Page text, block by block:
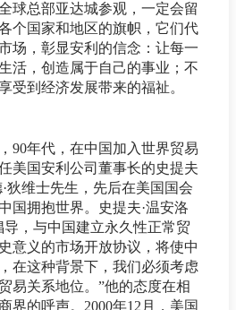
球总部亚达城参观，一定会留
个国家和地区的旗帜，它们代
场，彰显安利的信念：让每一
活，创造属于自己的事业；不
受到经济发展带来的福祉。
90年代，在中国加入世界贸易
美国安利公司董事长的史提夫
狄维士先生，先后在美国国会
国拥抱世界。史提夫·温安洛
导，与中国建立永久性正常贸
意义的市场开放协议，将使中
在这种背景下，我们必须考虑
易关系地位。”他的态度在相
界的呼声。2000年12月，美国